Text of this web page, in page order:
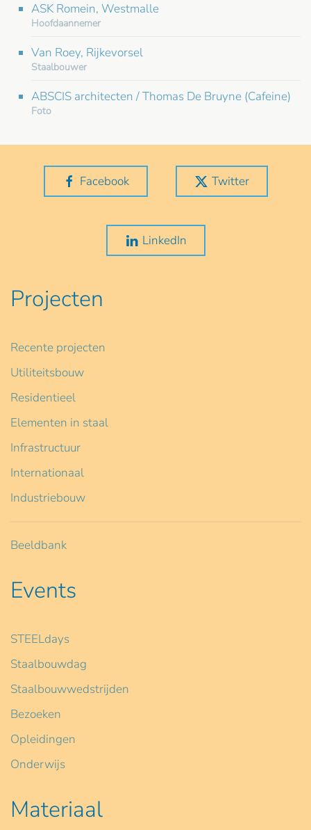
ASK Romein, Westmalle
Hoofdaannemer
Van Roey, Rijkevorsel
Staalbouwer
ABSCIS architecten / Thomas De Bruyne (Cafeine)
Foto
Facebook Twitter
LinkedIn
Projecten
Recente projecten
Utiliteitsbouw
Residentieel
Elementen in staal
Infrastructuur
Internationaal
Industriebouw
Beeldbank
Events
STEELdays
Staalbouwdag
Staalbouwwedstrijden
Bezoeken
Opleidingen
Onderwijs
Materiaal